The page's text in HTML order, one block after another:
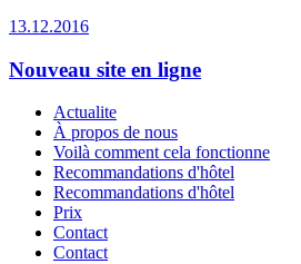
13.12.2016
Nouveau site en ligne
Actualite
À propos de nous
Voilà comment cela fonctionne
Recommandations d'hôtel
Recommandations d'hôtel
Prix
Contact
Contact